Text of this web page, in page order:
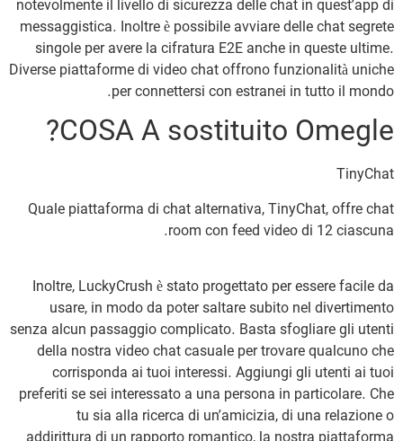
notevolmente il livello di sicurezza delle chat in quest’app di
messaggistica. Inoltre è possibile avviare delle chat segrete
singole per avere la cifratura E2E anche in queste ultime.
Diverse piattaforme di video chat offrono funzionalità uniche
per connettersi con estranei in tutto il mondo.
COSA A sostituito Omegle?
TinyChat
Quale piattaforma di chat alternativa, TinyChat, offre chat
room con feed video di 12 ciascuna.
Inoltre, LuckyCrush è stato progettato per essere facile da
usare, in modo da poter saltare subito nel divertimento
senza alcun passaggio complicato. Basta sfogliare gli utenti
della nostra video chat casuale per trovare qualcuno che
corrisponda ai tuoi interessi. Aggiungi gli utenti ai tuoi
preferiti se sei interessato a una persona in particolare. Che
tu sia alla ricerca di un’amicizia, di una relazione o